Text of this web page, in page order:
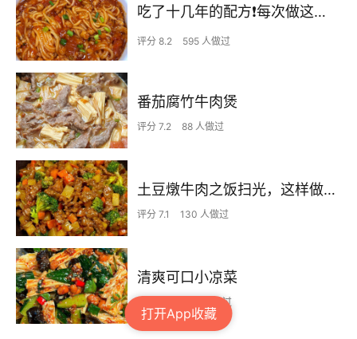
打开App收藏
吃了十几年的配方❗️每次做这至少吃2碗
评分 8.2 595 人做过
番茄腐竹牛肉煲
评分 7.2 88 人做过
土豆燉牛肉之饭扫光，这样做也太香了吧，还没出锅已是浓香四溢了
评分 7.1 130 人做过
清爽可口小凉菜
330 人做过